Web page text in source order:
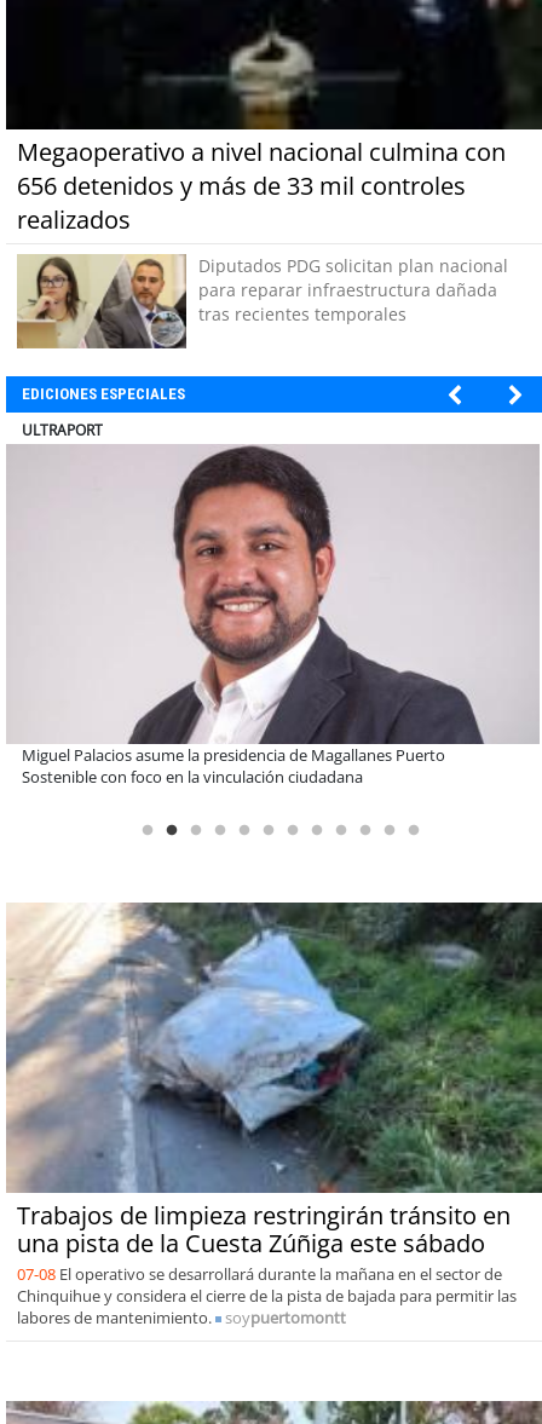
Megaoperativo a nivel nacional culmina con
656 detenidos y más de 33 mil controles
realizados
Diputados PDG solicitan plan nacional
para reparar infraestructura dañada
tras recientes temporales
EDICIONES ESPECIALES
BANCO DE CHILE
Educación y colaboración público-privada se toman La Araucanía:
encuentro reunió a líderes para abordar las brechas y oportunidades
Trabajos de limpieza restringirán tránsito en
una pista de la Cuesta Zúñiga este sábado
07-08 El operativo se desarrollará durante la mañana en el sector de
Chinquihue y considera el cierre de la pista de bajada para permitir las
labores de mantenimiento.
soypuertomontt